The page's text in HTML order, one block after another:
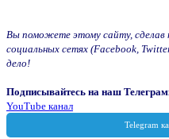
Вы поможете этому сайту, сделав
социальных сетях (Facebook,
дело!
Подписывайтесь на наш
YouTube канал